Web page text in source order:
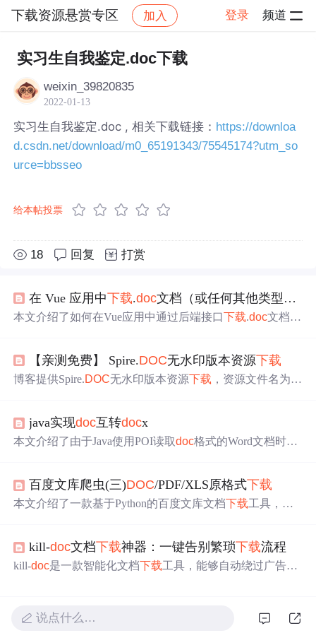
下载资源悬赏专区 加入 登录 频道
社区 下载资源悬赏专区 帖子详情
实习生自我鉴定.doc下载
weixin_39820835
2022-01-13
实习生自我鉴定.doc , 相关下载链接： https://downloa
d.csdn.net/download/m0_65191343/75545174?utm_so
urce=bbsseo
给本帖投票
18 回复 打赏
在 Vue 应用中下载.doc文档（或任何其他类型的文件）
本文介绍了如何在Vue应用中通过后端接口下载.doc文档，
【亲测免费】 Spire.DOC无水印版本资源下载
博客提供Spire.DOC无水印版本资源下载 ，资源文件名为 `
使用，仓库不提供技术支持，资源遵循相关开源许可证。
java实现doc互转docx
本文介绍了由于Java使用POI读取doc格式的Word文档时无
提到了其他可能的转换方案，如使用特定插件或FreeMarke
r模板。最后，给出了使用Apache POI进行转换的具体代码
百度文库爬虫(三)DOC/PDF/XLS原格式下载
本文介绍了一款基于Python的百度文库文档下载工具，能
片和排版。
kill-doc文档下载神器：一键告别繁琐下载流程
kill-doc是一款智能化文档 下载工具，能够自动绕过广告、
户可通过Tampermonkey快速部署，实现高效、纯净的
下载
体验。
说点什么…